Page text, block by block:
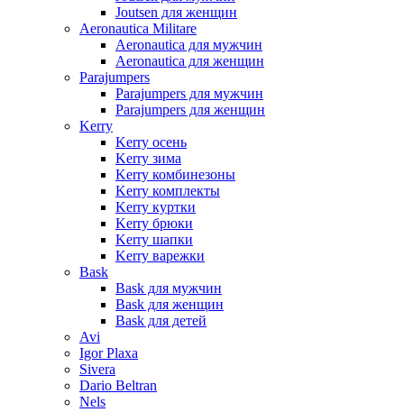
Joutsen для женщин
Aeronautica Militare
Aeronautica для мужчин
Aeronautica для женщин
Parajumpers
Parajumpers для мужчин
Parajumpers для женщин
Kerry
Kerry осень
Kerry зима
Kerry комбинезоны
Kerry комплекты
Kerry куртки
Kerry брюки
Kerry шапки
Kerry варежки
Bask
Bask для мужчин
Bask для женщин
Bask для детей
Avi
Igor Plaxa
Sivera
Dario Beltran
Nels